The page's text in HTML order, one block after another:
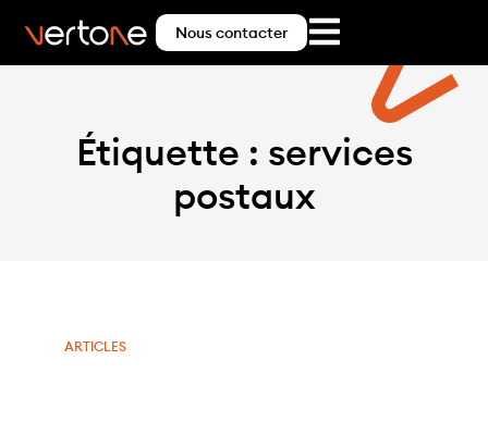
Nous contacter
Étiquette : services
postaux
ARTICLES